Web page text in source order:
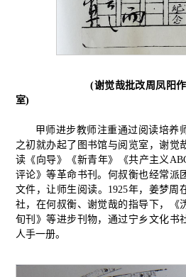
(谢觉哉批改周凤阳作为
室)
甲师进步教师注重通过阅读培养
之初就办起了图书馆与阅览室，谢觉
读《向导》《新青年》《共产主义
评论》等革命书刊。何叔衡也经常派
文件，让师生阅读。1925年，姜梦周
社，在何叔衡、谢觉哉的指导下，《
旬刊》等进步刊物，通过宁乡文化书
人手一册。